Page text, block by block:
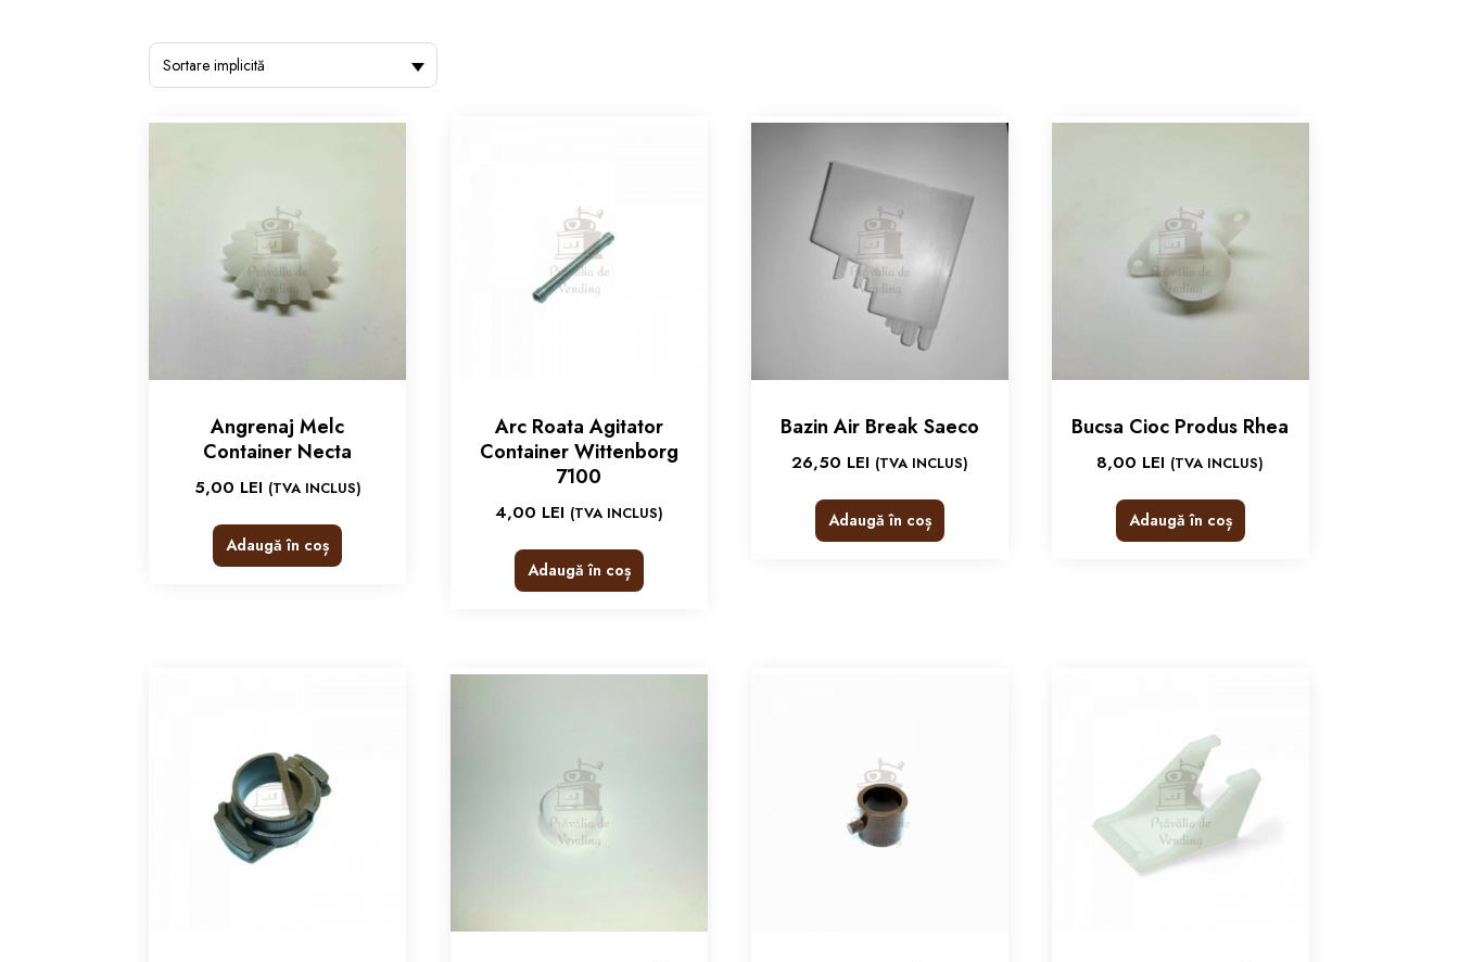
Sortare implicită
Angrenaj Melc
Container Necta
5,00 LEI (TVA INCLUS)
Adaugă în coș
Arc Roata Agitator
Container Wittenborg
7100
4,00 LEI (TVA INCLUS)
Adaugă în coș
Bazin Air Break Saeco
26,50 LEI (TVA INCLUS)
Adaugă în coș
Bucsa Cioc Produs Rhea
8,00 LEI (TVA INCLUS)
Adaugă în coș